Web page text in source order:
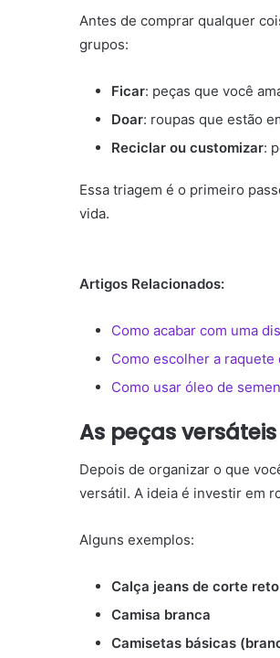
Antes de comprar qualquer
grupos:
Ficar: peças que você
Doar: roupas que estão
Reciclar ou customizar:
Essa triagem é o primeiro
vida.
Artigos Relacionados:
Como acabar com uma
Como escolher a
Como usar óleo de
As peças
Depois de organizar o que
versátil. A ideia é investir em
Alguns exemplos:
Calça jeans de corte
Camisa branca
Camisetas básicas